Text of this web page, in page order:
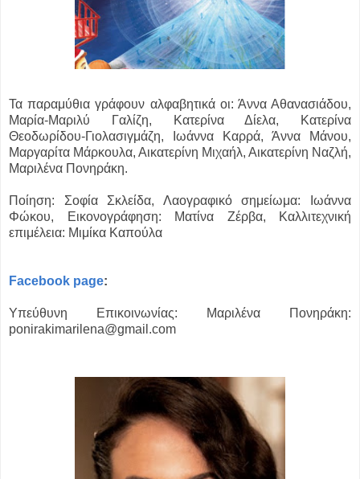
Τα παραμύθια γράφουν αλφαβητικά οι: Άννα Αθανασιάδου,
Μαρία-Μαριλύ Γαλίζη, Κατερίνα Δίελα, Κατερίνα
Θεοδωρίδου-Γιολασιγμάζη, Ιωάννα Καρρά, Άννα Μάνου,
Μαργαρίτα Μάρκουλα, Αικατερίνη Μιχαήλ, Αικατερίνη Ναζλή,
Μαριλένα Πονηράκη.
Ποίηση: Σοφία Σκλείδα, Λαογραφικό σημείωμα: Ιωάννα
Φώκου, Εικονογράφηση: Ματίνα Ζέρβα, Καλλιτεχνική
επιμέλεια: Μιμίκα Καπούλα
Facebook page:
Υπεύθυνη Επικοινωνίας: Μαριλένα Πονηράκη:
ponirakimarilena@gmail.com